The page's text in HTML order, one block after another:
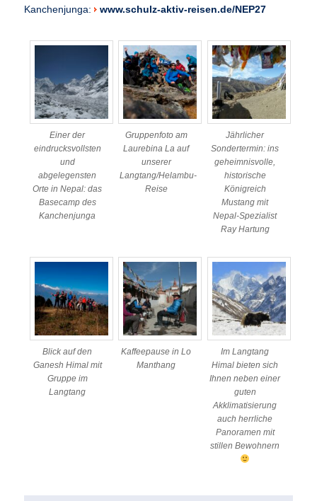
Kanchenjunga: www.schulz-aktiv-reisen.de/NEP27
Einer der
eindrucksvollsten
und
abgelegensten
Orte in Nepal: das
Basecamp des
Kanchenjunga
Gruppenfoto am
Laurebina La auf
unserer
Langtang/Helambu-
Reise
Jährlicher
Sondertermin: ins
geheimnisvolle,
historische
Königreich
Mustang mit
Nepal-Spezialist
Ray Hartung
Blick auf den
Ganesh Himal mit
Gruppe im
Langtang
Kaffeepause in Lo
Manthang
Im Langtang
Himal bieten sich
Ihnen neben einer
guten
Akklimatisierung
auch herrliche
Panoramen mit
stillen Bewohnern